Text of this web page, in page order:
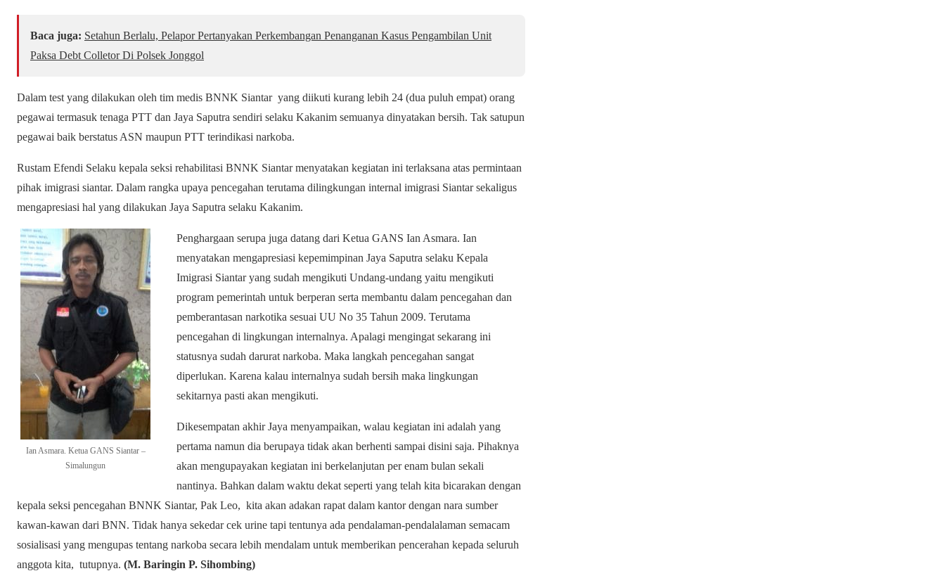
Baca juga: Setahun Berlalu, Pelapor Pertanyakan Perkembangan Penanganan Kasus Pengambilan Unit
Paksa Debt Colletor Di Polsek Jonggol
Dalam test yang dilakukan oleh tim medis BNNK Siantar yang diikuti kurang lebih 24 (dua puluh empat) orang
pegawai termasuk tenaga PTT dan Jaya Saputra sendiri selaku Kakanim semuanya dinyatakan bersih. Tak satupun
pegawai baik berstatus ASN maupun PTT terindikasi narkoba.
Rustam Efendi Selaku kepala seksi rehabilitasi BNNK Siantar menyatakan kegiatan ini terlaksana atas permintaan
pihak imigrasi siantar. Dalam rangka upaya pencegahan terutama dilingkungan internal imigrasi Siantar sekaligus
mengapresiasi hal yang dilakukan Jaya Saputra selaku Kakanim.
Ian Asmara. Ketua GANS Siantar –
Simalungun
Penghargaan serupa juga datang dari Ketua GANS Ian Asmara. Ian
menyatakan mengapresiasi kepemimpinan Jaya Saputra selaku Kepala
Imigrasi Siantar yang sudah mengikuti Undang-undang yaitu mengikuti
program pemerintah untuk berperan serta membantu dalam pencegahan dan
pemberantasan narkotika sesuai UU No 35 Tahun 2009. Terutama
pencegahan di lingkungan internalnya. Apalagi mengingat sekarang ini
statusnya sudah darurat narkoba. Maka langkah pencegahan sangat
diperlukan. Karena kalau internalnya sudah bersih maka lingkungan
sekitarnya pasti akan mengikuti.
Dikesempatan akhir Jaya menyampaikan, walau kegiatan ini adalah yang
pertama namun dia berupaya tidak akan berhenti sampai disini saja. Pihaknya
akan mengupayakan kegiatan ini berkelanjutan per enam bulan sekali
nantinya. Bahkan dalam waktu dekat seperti yang telah kita bicarakan dengan
kepala seksi pencegahan BNNK Siantar, Pak Leo, kita akan adakan rapat dalam kantor dengan nara sumber
kawan-kawan dari BNN. Tidak hanya sekedar cek urine tapi tentunya ada pendalaman-pendalalaman semacam
sosialisasi yang mengupas tentang narkoba secara lebih mendalam untuk memberikan pencerahan kepada seluruh
anggota kita, tutupnya. (M. Baringin P. Sihombing)